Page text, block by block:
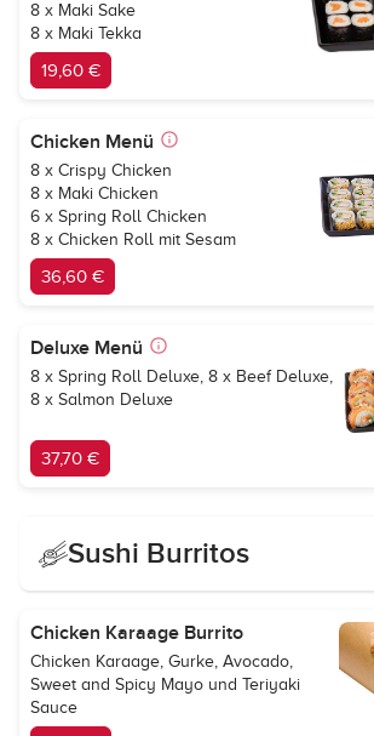
8 x Maki Sake
8 x Maki Tekka
19,60 €
Chicken Menü
8 x Crispy Chicken
8 x Maki Chicken
6 x Spring Roll Chicken
8 x Chicken Roll mit Sesam
36,60 €
Deluxe Menü
8 x Spring Roll Deluxe, 8 x Beef Deluxe,
8 x Salmon Deluxe
37,70 €
Sushi Burritos
Chicken Karaage Burrito
Chicken Karaage, Gurke, Avocado,
Sweet and Spicy Mayo und Teriyaki
Sauce